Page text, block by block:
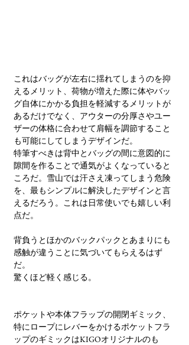
これはバッグが左右に揺れてしまうのを抑
えるメリット、荷物が増えた際に体やバッ
グ自体にかかる負担を軽減するメリットが
あるだけでなく、アウターの分厚さやユー
ザーの体格に合わせて肩幅を調節すること
も可能にしてしまうデザインだ。
特筆すべきは背中とバッグの間に意図的に
隙間を作ることで通気がよくなっていると
ころだ。雪山では汗さえ凍ってしまう危険
を、最もシンプルに解決したデザインと言
えるだろう。これは日常使いでも嬉しい利
点だ。
背負うとほかのバックパックとあまりにも
感触が違うことに気づいてもらえるはず
だ。
驚くほど軽く感じる。
ポケットや本体フラップの開閉ギミック、
特にロープにレバーをかけるポケットフラ
ップのギミックはKIGOオリジナルのも